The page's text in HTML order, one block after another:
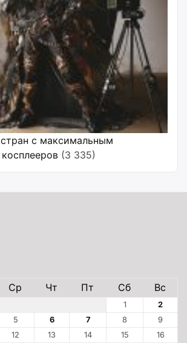
с максимальным
(3 335)
Ср Чт Пт Сб Вс
1
2
5 6 7 8
9
12 13 14 15
16